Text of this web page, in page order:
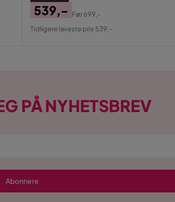
Pris
539,-
Original
Før699,-
Tidligere laveste pris 539,-
PÅ NYHETSBREV
Abonnere